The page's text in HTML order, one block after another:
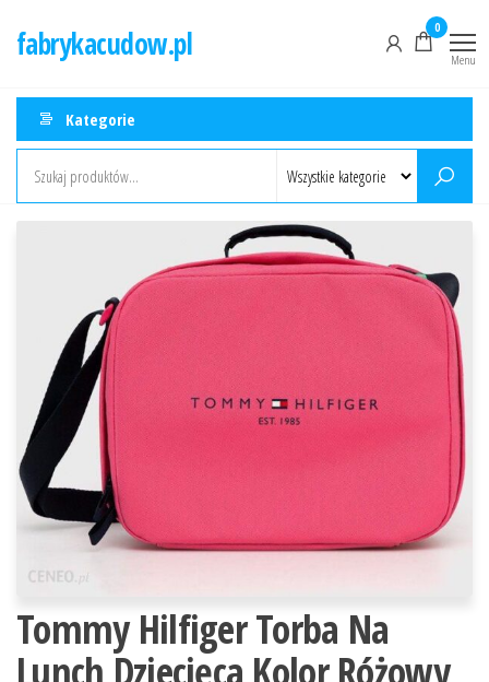
fabrykacudow.pl 0
Menu
Kategorie
Tommy Hilfiger Torba Na